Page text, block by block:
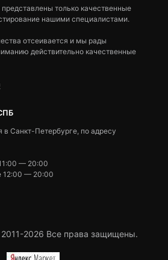
только качественные
нашими специалистами.
отсеивается и мы рады
действительно качественные
в Санкт-Петербурге, по адресу
— 20:00
12:00 — 20:00
2026 Все права защищены.